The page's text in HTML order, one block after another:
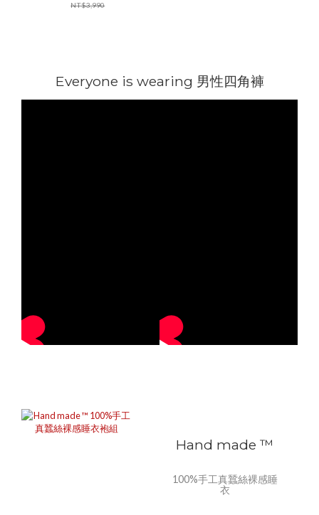
NT$3,990
Everyone is wearing 男性四角褲
Hand made ™
100%手工真蠶絲裸感睡
衣